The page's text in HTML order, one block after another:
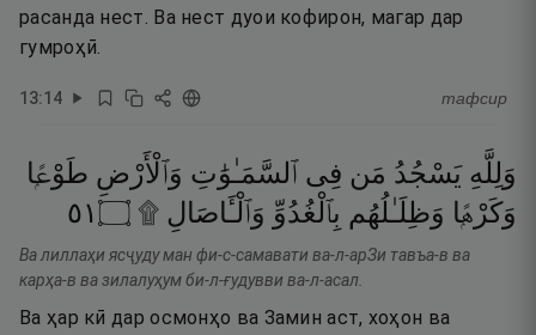
расанда нест. Ва нест дуои кофирон, магар дар
гумроҳӣ.
13:14 тафсир
وَلِلَّهِ يَسْجُدُ مَن فِى ٱلسَّمَـٰوَٰتِ وَٱلْأَرْضِ طَوْعًۭا
وَكَرْهًۭا وَظِلَـٰلُهُم بِٱلْغُدُوِّ وَٱلْـَٔاصَالِ ۩ ۝١٥
Ва лиллаҳи ясҷуду ман фи-с-самавати ва-л-арЗи тавъа-в ва
карҳа-в ва зилалуҳум би-л-ғудувви ва-л-асал.
Ва ҳар кӣ дар осмонҳо ва Замин аст, хоҳон ва